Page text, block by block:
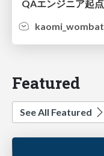
kaomi_wombat
Featured
See All Featured